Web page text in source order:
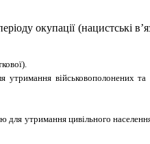
окупації (нацистські
військовополонених та
для утримання цивільного